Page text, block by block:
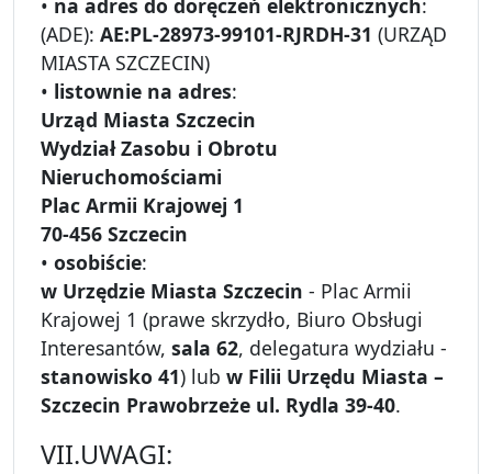
• na adres do doręczeń elektronicznych:
(ADE): AE:PL-28973-99101-RJRDH-31 (URZĄD
MIASTA SZCZECIN)
• listownie na adres:
Urząd Miasta Szczecin
Wydział Zasobu i Obrotu
Nieruchomościami
Plac Armii Krajowej 1
70-456 Szczecin
• osobiście:
w Urzędzie Miasta Szczecin - Plac Armii
Krajowej 1 (prawe skrzydło, Biuro Obsługi
Interesantów, sala 62, delegatura wydziału -
stanowisko 41) lub w Filii Urzędu Miasta –
Szczecin Prawobrzeże ul. Rydla 39-40.
VII.UWAGI: